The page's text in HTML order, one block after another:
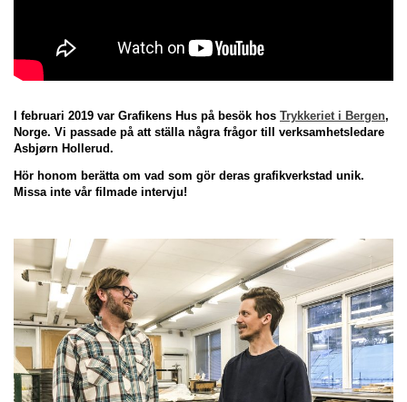
I februari 2019 var Grafikens Hus på besök hos Trykkeriet i Bergen,
Norge. Vi passade på att ställa några frågor till verksamhetsledare
Asbjørn Hollerud.
Hör honom berätta om vad som gör deras grafikverkstad unik.
Missa inte vår filmade intervju!